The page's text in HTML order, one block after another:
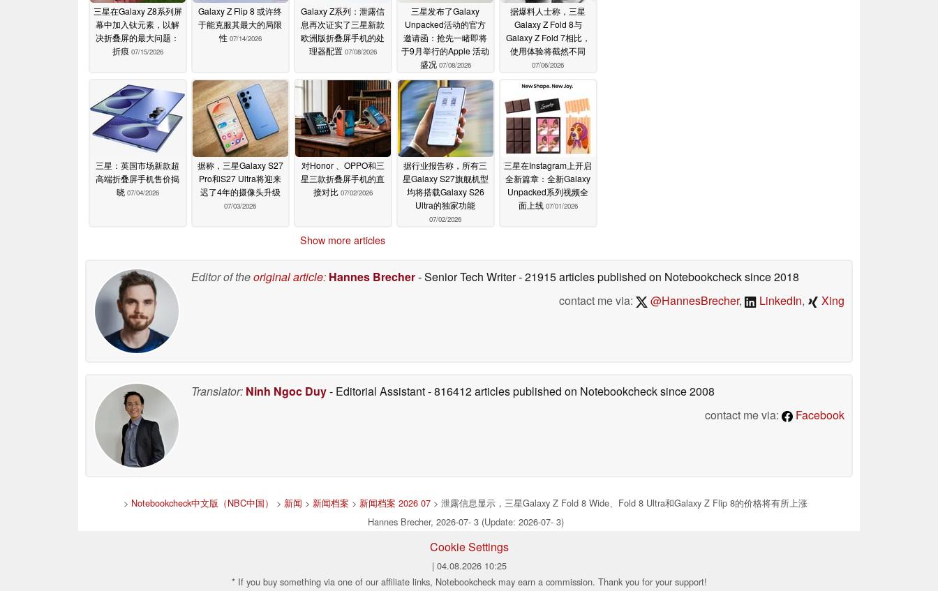
三星在Galaxy Z8系列屏
幕中加入钛元素，以解
决折叠屏的最大问题：
折痕 07/15/2026
Galaxy Z Flip 8 或许终
于能克服其最大的局限
性 07/14/2026
Galaxy Z系列：泄露信
息再次证实了三星新款
欧洲版折叠屏手机的处
理器配置 07/08/2026
三星发布了Galaxy
Unpacked活动的官方
邀请函：抢先一睹即将
于9月举行的Apple 活动
盛况 07/08/2026
据爆料人士称，三星
Galaxy Z Fold 8与
Galaxy Z Fold 7相比，
使用体验将截然不同
07/06/2026
三星：英国市场新款超
高端折叠屏手机售价揭
晓 07/04/2026
据称，三星Galaxy S27
Pro和S27 Ultra将迎来
迟了4年的摄像头升级
07/03/2026
对Honor 、OPPO和三
星三款折叠屏手机的直
接对比 07/02/2026
据行业报告称，所有三
星Galaxy S27旗舰机型
均将搭载Galaxy S26
Ultra的独家功能
07/02/2026
三星在Instagram上开启
全新篇章：全新Galaxy
Unpacked系列视频全
面上线 07/01/2026
Show more articles
Editor of theoriginal article: Hannes Brecher- Senior Tech Writer- 21915 articles published on Notebookchecksince 2018
contact me via:
@HannesBrecher, LinkedIn, Xing
Translator: Ninh Ngoc Duy- Editorial Assistant- 816412 articles published on Notebookchecksince 2008
contact me via:
Facebook
> Notebookcheck中文版（NBC中国） > 新闻 > 新闻档案 > 新闻档案 2026 07 > 泄露信息显示，三星Galaxy Z Fold 8 Wide、Fold 8 Ultra和Galaxy Z Flip 8的价格将有所上涨
Hannes Brecher, 2026-07- 3 (Update: 2026-07- 3)
Cookie Settings
| 04.08.2026 10:25
* If you buy something via one of our affiliate links, Notebookcheck may earn a commission. Thank you for your support!